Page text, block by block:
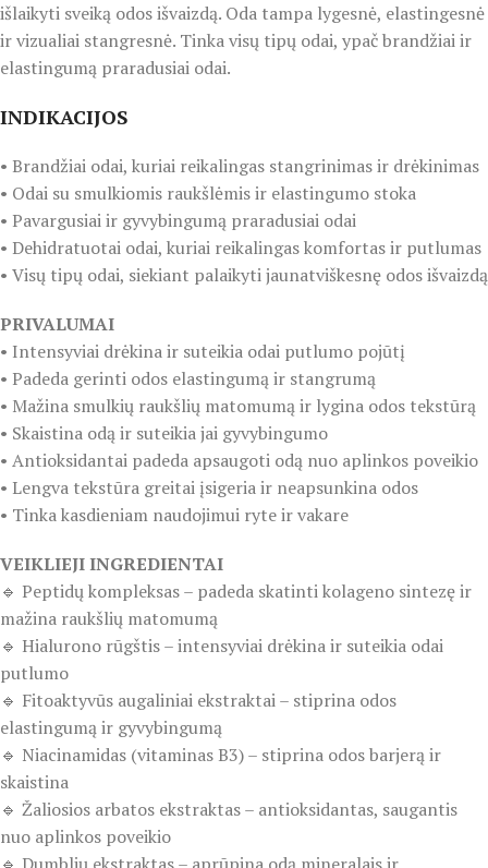
išlaikyti sveiką odos išvaizdą. Oda tampa lygesnė, elastingesnė
ir vizualiai stangresnė. Tinka visų tipų odai, ypač brandžiai ir
elastingumą praradusiai odai.
INDIKACIJOS
• Brandžiai odai, kuriai reikalingas stangrinimas ir drėkinimas
• Odai su smulkiomis raukšlėmis ir elastingumo stoka
• Pavargusiai ir gyvybingumą praradusiai odai
• Dehidratuotai odai, kuriai reikalingas komfortas ir putlumas
• Visų tipų odai, siekiant palaikyti jaunatviškesnę odos išvaizdą
PRIVALUMAI
• Intensyviai drėkina ir suteikia odai putlumo pojūtį
• Padeda gerinti odos elastingumą ir stangrumą
• Mažina smulkių raukšlių matomumą ir lygina odos tekstūrą
• Skaistina odą ir suteikia jai gyvybingumo
• Antioksidantai padeda apsaugoti odą nuo aplinkos poveikio
• Lengva tekstūra greitai įsigeria ir neapsunkina odos
• Tinka kasdieniam naudojimui ryte ir vakare
VEIKLIEJI INGREDIENTAI
🔹 Peptidų kompleksas – padeda skatinti kolageno sintezę ir
mažina raukšlių matomumą
🔹 Hialurono rūgštis – intensyviai drėkina ir suteikia odai
putlumo
🔹 Fitoaktyvūs augaliniai ekstraktai – stiprina odos
elastingumą ir gyvybingumą
🔹 Niacinamidas (vitaminas B3) – stiprina odos barjerą ir
skaistina
🔹 Žaliosios arbatos ekstraktas – antioksidantas, saugantis
nuo aplinkos poveikio